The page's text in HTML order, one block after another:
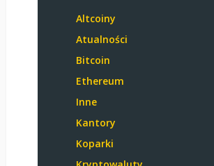
Altcoiny
Atualności
Bitcoin
Ethereum
Inne
Kantory
Koparki